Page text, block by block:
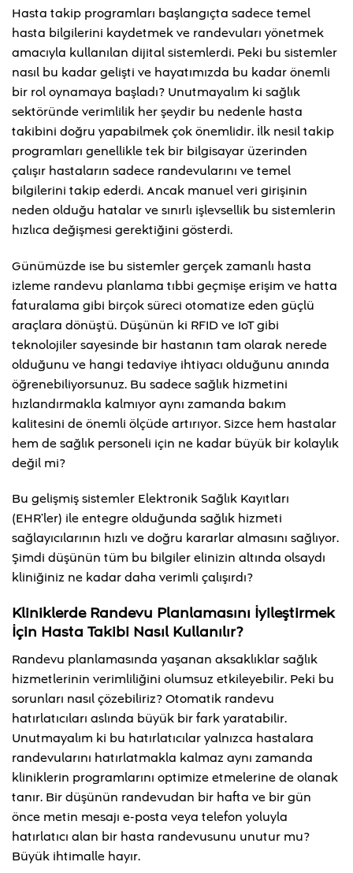
Hasta takip programları başlangıçta sadece temel
hasta bilgilerini kaydetmek ve randevuları yönetmek
amacıyla kullanılan dijital sistemlerdi. Peki bu sistemler
nasıl bu kadar gelişti ve hayatımızda bu kadar önemli
bir rol oynamaya başladı? Unutmayalım ki sağlık
sektöründe verimlilik her şeydir bu nedenle hasta
takibini doğru yapabilmek çok önemlidir. İlk nesil takip
programları genellikle tek bir bilgisayar üzerinden
çalışır hastaların sadece randevularını ve temel
bilgilerini takip ederdi. Ancak manuel veri girişinin
neden olduğu hatalar ve sınırlı işlevsellik bu sistemlerin
hızlıca değişmesi gerektiğini gösterdi.
Günümüzde ise bu sistemler gerçek zamanlı hasta
izleme randevu planlama tıbbi geçmişe erişim ve hatta
faturalama gibi birçok süreci otomatize eden güçlü
araçlara dönüştü. Düşünün ki RFID ve IoT gibi
teknolojiler sayesinde bir hastanın tam olarak nerede
olduğunu ve hangi tedaviye ihtiyacı olduğunu anında
öğrenebiliyorsunuz. Bu sadece sağlık hizmetini
hızlandırmakla kalmıyor aynı zamanda bakım
kalitesini de önemli ölçüde artırıyor. Sizce hem hastalar
hem de sağlık personeli için ne kadar büyük bir kolaylık
değil mi?
Bu gelişmiş sistemler Elektronik Sağlık Kayıtları
(EHR’ler) ile entegre olduğunda sağlık hizmeti
sağlayıcılarının hızlı ve doğru kararlar almasını sağlıyor.
Şimdi düşünün tüm bu bilgiler elinizin altında olsaydı
kliniğiniz ne kadar daha verimli çalışırdı?
Kliniklerde Randevu Planlamasını İyileştirmek
İçin Hasta Takibi Nasıl Kullanılır?
Randevu planlamasında yaşanan aksaklıklar sağlık
hizmetlerinin verimliliğini olumsuz etkileyebilir. Peki bu
sorunları nasıl çözebiliriz? Otomatik randevu
hatırlatıcıları aslında büyük bir fark yaratabilir.
Unutmayalım ki bu hatırlatıcılar yalnızca hastalara
randevularını hatırlatmakla kalmaz aynı zamanda
kliniklerin programlarını optimize etmelerine de olanak
tanır. Bir düşünün randevudan bir hafta ve bir gün
önce metin mesajı e-posta veya telefon yoluyla
hatırlatıcı alan bir hasta randevusunu unutur mu?
Büyük ihtimalle hayır.